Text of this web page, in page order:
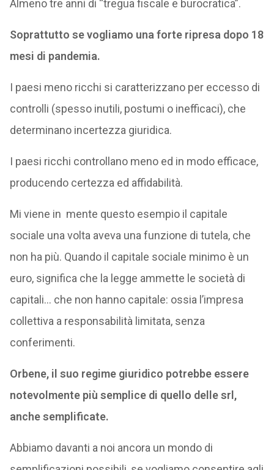
Almeno tre anni di “tregua fiscale e burocratica”.
Soprattutto se vogliamo una forte ripresa dopo 18
mesi di pandemia.
I paesi meno ricchi si caratterizzano per eccesso di
controlli (spesso inutili, postumi o inefficaci), che
determinano incertezza giuridica.
I paesi ricchi controllano meno ed in modo efficace,
producendo certezza ed affidabilità.
Mi viene in mente questo esempio il capitale
sociale una volta aveva una funzione di tutela, che
non ha più. Quando il capitale sociale minimo è un
euro, significa che la legge ammette le società di
capitali… che non hanno capitale: ossia l’impresa
collettiva a responsabilità limitata, senza
conferimenti.
Orbene, il suo regime giuridico potrebbe essere
notevolmente più semplice di quello delle srl,
anche semplificate.
Abbiamo davanti a noi ancora un mondo di